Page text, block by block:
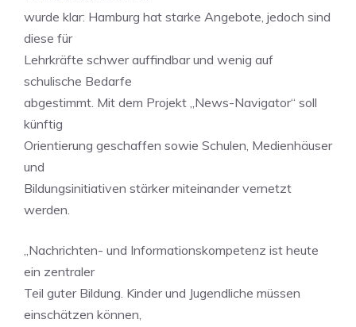
wurde klar: Hamburg hat starke Angebote, jedoch sind
diese für
Lehrkräfte schwer auffindbar und wenig auf
schulische Bedarfe
abgestimmt. Mit dem Projekt „News-Navigator“ soll
künftig
Orientierung geschaffen sowie Schulen, Medienhäuser
und
Bildungsinitiativen stärker miteinander vernetzt
werden.
„Nachrichten- und Informationskompetenz ist heute
ein zentraler
Teil guter Bildung. Kinder und Jugendliche müssen
einschätzen können,